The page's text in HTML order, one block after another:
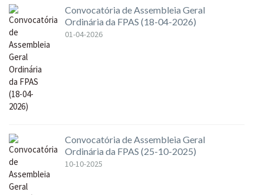
Convocatória de Assembleia Geral
Ordinária da FPAS (18-04-2026)
01-04-2026
Convocatória de Assembleia Geral
Ordinária da FPAS (25-10-2025)
10-10-2025